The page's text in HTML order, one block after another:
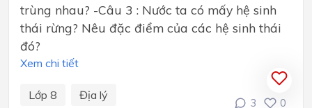
trùng nhau? -Câu 3 : Nước ta có mấy hệ sinh
thái rừng? Nêu đặc điểm của các hệ sinh thái
đó?
Xem chi tiết
Lớp 8 Địa lý
3 0